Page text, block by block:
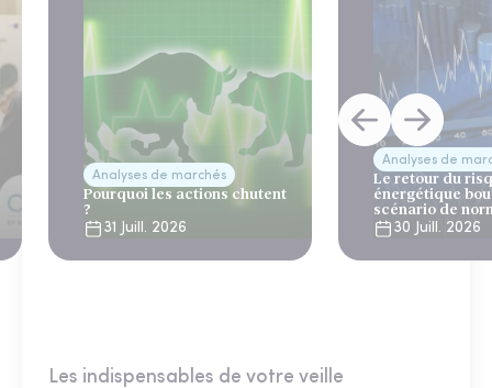
Analyses de marchés
Pourquoi les actions chutent
?
31 Juill. 2026
Analyses de
Le retour du
énergétique
scénario de
30 Juill. 2026
Les indispensables de votre veille